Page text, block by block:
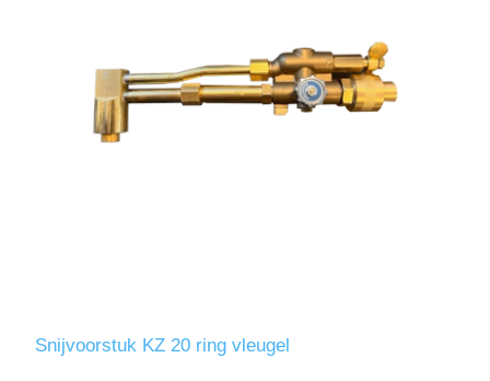
Snijvoorstuk KZ 20 ring vleugel